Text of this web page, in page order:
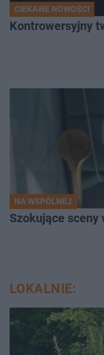
CIEKAWE NOWOŚCI
Kontrowersyjny
NA WSPÓLNEJ
Szokujące sceny
LOKALNIE: